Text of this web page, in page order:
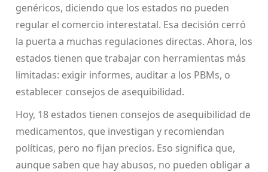
genéricos, diciendo que los estados no pueden
regular el comercio interestatal. Esa decisión cerró
la puerta a muchas regulaciones directas. Ahora, los
estados tienen que trabajar con herramientas más
limitadas: exigir informes, auditar a los PBMs, o
establecer consejos de asequibilidad.
Hoy, 18 estados tienen consejos de asequibilidad de
medicamentos, que investigan y recomiendan
políticas, pero no fijan precios. Eso significa que,
aunque saben que hay abusos, no pueden obligar a